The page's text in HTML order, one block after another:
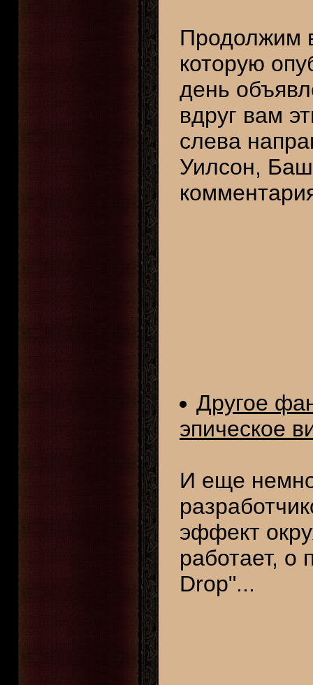
Продолжим
которую
день
вдруг вам
слева
Уилсон,
Другое
эпическое
И еще
эффект
работает, о
Drop"...